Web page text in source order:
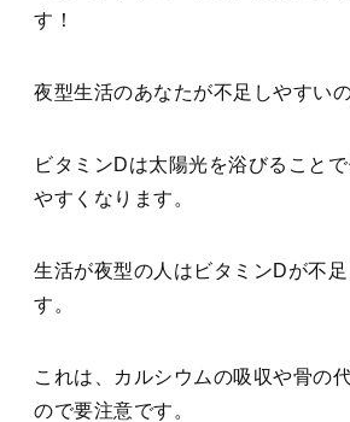
す！
夜型生活のあなたが不足しやすい
ビタミンDは太陽光を浴びること
やすくなります。
生活が夜型の人はビタミンDが不
す。
これは、カルシウムの吸収や骨の
ので要注意です。